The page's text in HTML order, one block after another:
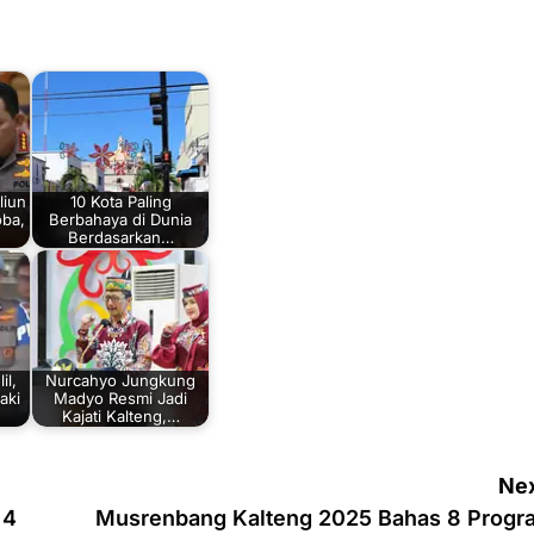
10 Kota Paling
Berbahaya di Dunia
Berdasarkan…
Nurcahyo Jungkung
Madyo Resmi Jadi
Kajati Kalteng,…
Musrenbang Kalteng 2025 Bahas 8